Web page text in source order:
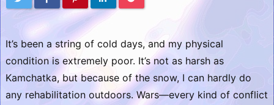
It’s been a string of cold days, and my physical
condition is extremely poor. It’s not as harsh as
Kamchatka, but because of the snow, I can hardly do
any rehabilitation outdoors. Wars—every kind of conflict